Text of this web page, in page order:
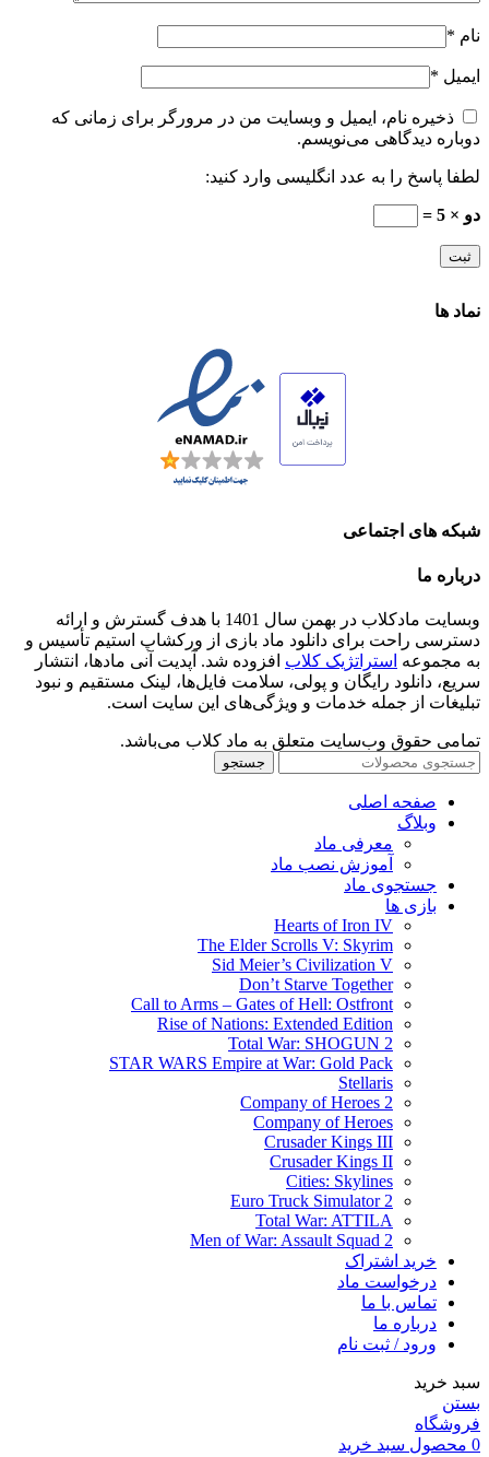
نام *
ایمیل *
ذخیره نام، ایمیل و وبسایت من در مرورگر برای زمانی که
دوباره دیدگاهی می‌نویسم.
لطفا پاسخ را به عدد انگلیسی وارد کنید:
دو × 5 =
نماد ها
شبکه های اجتماعی
درباره ما
وبسایت مادکلاب در بهمن سال 1401 با هدف گسترش و ارائه
دسترسی راحت برای دانلود ماد بازی از ورکشاپ استیم تأسیس و
به مجموعه استراتژیک کلاب افزوده شد. آپدیت آنی مادها، انتشار
سریع، دانلود رایگان و پولی، سلامت فایل‌ها، لینک مستقیم و نبود
تبلیغات از جمله خدمات و ویژگی‌های این سایت است.
تمامی حقوق وب‌سایت متعلق به ماد کلاب می‌باشد.
جستجو
صفحه اصلی
وبلاگ
معرفی ماد
آموزش نصب ماد
جستجوی ماد
بازی ها
Hearts of Iron IV
The Elder Scrolls V: Skyrim
Sid Meier’s Civilization V
Don’t Starve Together
Call to Arms – Gates of Hell: Ostfront
Rise of Nations: Extended Edition
Total War: SHOGUN 2
STAR WARS Empire at War: Gold Pack
Stellaris
Company of Heroes 2
Company of Heroes
Crusader Kings III
Crusader Kings II
Cities: Skylines
Euro Truck Simulator 2
Total War: ATTILA
Men of War: Assault Squad 2
خرید اشتراک
درخواست ماد
تماس با ما
درباره ما
ورود / ثبت نام
سبد خرید
بستن
فروشگاه
0 محصول سبد خرید